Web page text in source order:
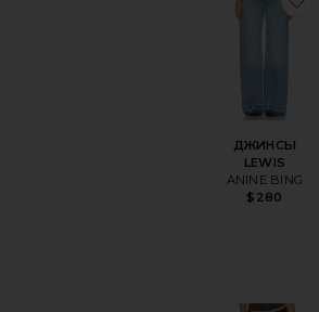
ДЖИНСЫ
LEWIS
ANINE BING
$280